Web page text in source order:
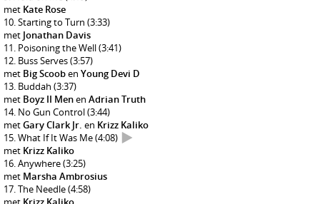
met Kate Rose
Starting to Turn (3:33)
met Jonathan Davis
Poisoning the Well(3:41)
Buss Serves(3:57)
met Big Scooben Young Devi D
Buddah (3:37)
met Boyz II Menen Adrian Truth
No Gun Control(3:44)
metGary Clark Jr. en Krizz Kaliko
What If It Was Me(4:08)
met Krizz Kaliko
Anywhere(3:25)
met Marsha Ambrosius
The Needle(4:58)